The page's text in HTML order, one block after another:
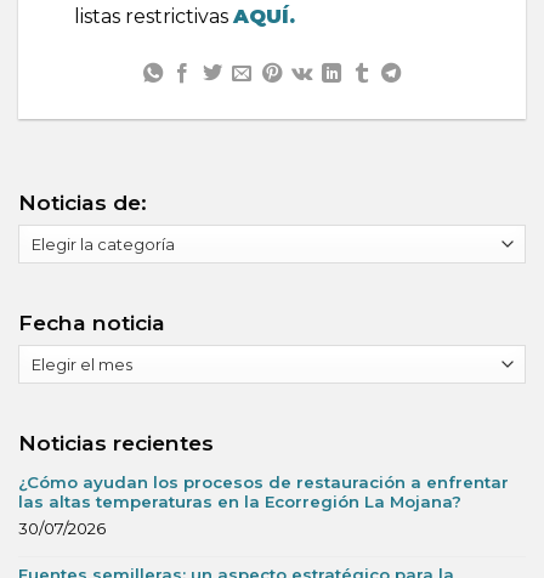
listas restrictivasAQUÍ.
Noticias de:
de:
Fecha noticia
noticia
Noticias recientes
¿Cómo ayudan los procesos de restauración a enfrentar
las altas temperaturas en la Ecorregión La Mojana?
30/07/2026